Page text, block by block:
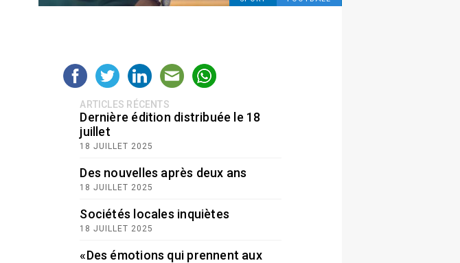
ARTICLES RÉCENTS
Dernière édition distribuée le 18
juillet
18 JUILLET 2025
Des nouvelles après deux ans
18 JUILLET 2025
Sociétés locales inquiètes
18 JUILLET 2025
«Des émotions qui prennent aux